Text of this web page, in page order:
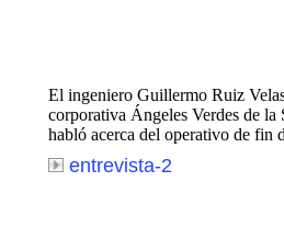
El ingeniero Guillermo Ruiz
corporativa Ángeles Verdes de la
habló acerca del operativo de fin
entrevista-2